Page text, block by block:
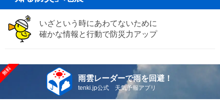
いざという時にあわてないために
確かな情報と行動で防災力アップ
雨雲レーダーで雨を回避！
tenki.jp公式 天気予報アプリ